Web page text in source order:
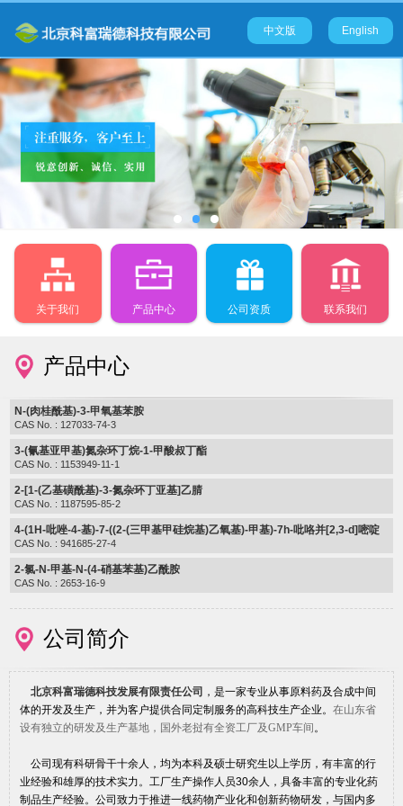
中文版 English
关于我们 产品中心 公司资质 联系我们
产品中心
N-(肉桂酰基)-3-甲氧基苯胺
CAS No. : 127033-74-3
3-(氰基亚甲基)氮杂环丁烷-1-甲酸叔丁酯
CAS No. : 1153949-11-1
2-[1-(乙基磺酰基)-3-氮杂环丁亚基]乙腈
CAS No. : 1187595-85-2
4-(1H-吡唑-4-基)-7-((2-(三甲基甲硅烷基)乙氧基)-甲基)-7h-吡咯并[2,3-d]嘧啶
CAS No. : 941685-27-4
2-氯-N-甲基-N-(4-硝基苯基)乙酰胺
CAS No. : 2653-16-9
公司简介
北京科富瑞德科技发展有限责任公司 ，是一家专业从事原料药及合成中间
体的开发及生产，并为客户提供合同定制服务的高科技生产企业。在山东省
设有独立的研发及生产基地，国外老挝有全资工厂及GMP车间 。
公司现有科研骨干十余人，均为本科及硕士研究生以上学历，有丰富的行
业经验和雄厚的技术实力。工厂生产操作人员30余人，具备丰富的专业化药
制品生产经验。公司致力于推进一线药物产业化和创新药物研发，与国内多